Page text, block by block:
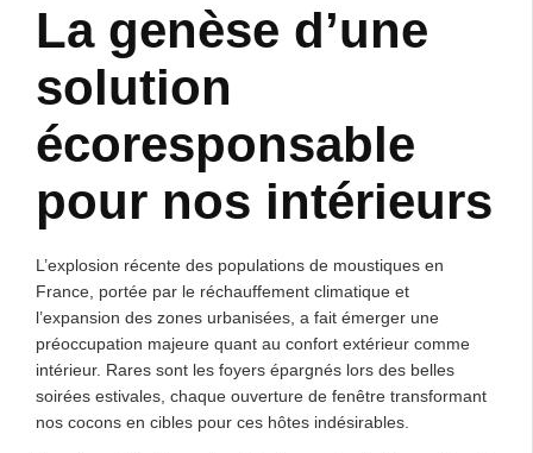
La genèse d’une
solution
écoresponsable
pour nos intérieurs
L’explosion récente des populations de moustiques en
France, portée par le réchauffement climatique et
l’expansion des zones urbanisées, a fait émerger une
préoccupation majeure quant au confort extérieur comme
intérieur. Rares sont les foyers épargnés lors des belles
soirées estivales, chaque ouverture de fenêtre transformant
nos cocons en cibles pour ces hôtes indésirables.